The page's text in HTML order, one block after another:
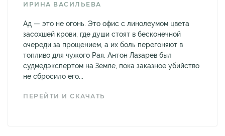
ИРИНА ВАСИЛЬЕВА
Ад — это не огонь. Это офис с линолеумом цвета
засохшей крови, где души стоят в бесконечной
очереди за прощением, а их боль перегоняют в
топливо для чужого Рая. Антон Лазарев был
судмедэкспертом на Земле, пока заказное убийство
не сбросило его...
ПЕРЕЙТИ И СКАЧАТЬ